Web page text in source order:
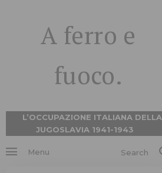
A ferro e
fuoco.
L’OCCUPAZIONE ITALIANA DELLA
JUGOSLAVIA 1941-1943
Menu Search